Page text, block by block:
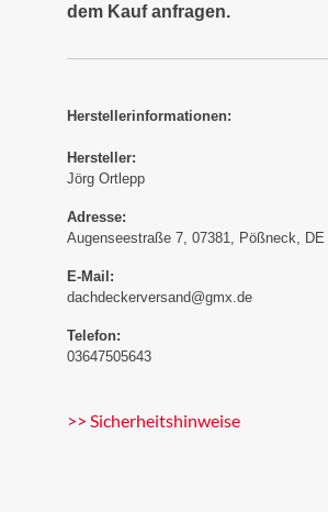
dem Kauf anfragen.
Herstellerinformationen:
Hersteller:
Jörg Ortlepp
Adresse:
Augenseestraße 7, 07381, Pößneck, DE
E-Mail:
dachdeckerversand@gmx.de
Telefon:
03647505643
>> Sicherheitshinweise